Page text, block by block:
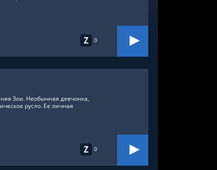
0
0
Зои. Необычная девчонка,
русло. Ее личная